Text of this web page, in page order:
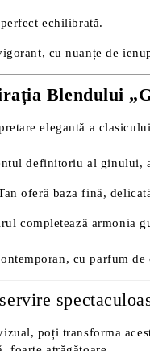
echilibrată.
cu nuanțe de
Blendului
elegantă a
definitoriu al ginului,
oferă baza fină,
completează armonia
cu parfum
poți transforma